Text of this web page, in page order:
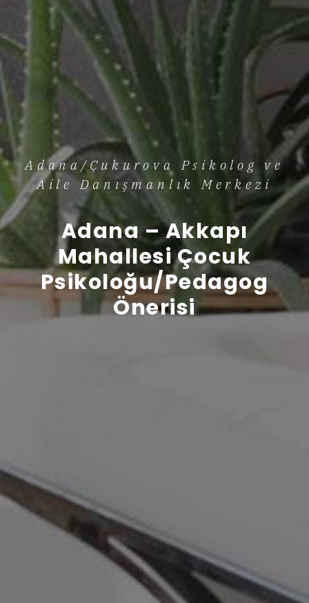
Adana/Çukurova Psikolog ve
Aile Danışmanlık Merkezi
Adana – Akkapı
Mahallesi Çocuk
Psikoloğu/Pedagog
Önerisi